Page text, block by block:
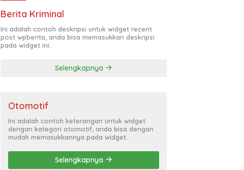
Berita Kriminal
Ini adalah contoh deskripsi untuk widget recent
post wpberita, anda bisa memasukkan deskripsi
pada widget ini.
Selengkapnya
Otomotif
Ini adalah contoh keterangan untuk widget
dengan kategori otomotif, anda bisa dengan
mudah memasukkannya pada widget.
Selengkapnya